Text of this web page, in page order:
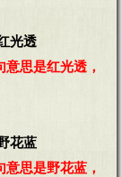
光透
思是红光透，
花蓝
思是野花蓝，